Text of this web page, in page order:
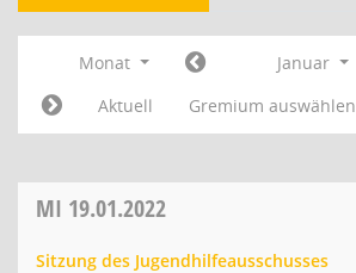
Monat Januar
Aktuell
Gremium auswählen
MI 19.01.2022
Sitzung des Jugendhilfeausschusses